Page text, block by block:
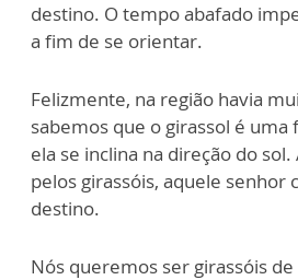
destino. O tempo abafado
a fim de se orientar.
Felizmente, na região havia
sabemos que o girassol é
ela se inclina na direção do
pelos girassóis, aquele senhor
destino.
Nós queremos ser girassóis